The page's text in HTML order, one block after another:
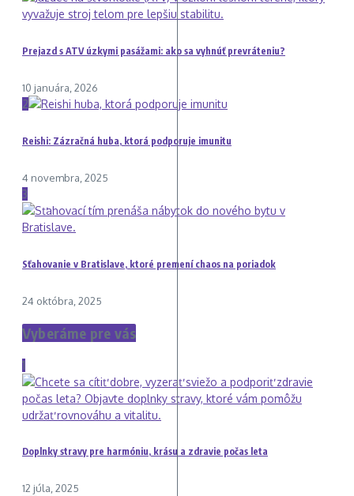
Prejazd s ATV úzkymi pasážami: ako sa vyhnúť prevráteniu?
10 januára, 2026
2
Reishi: Zázračná huba, ktorá podporuje imunitu
4 novembra, 2025
3
Sťahovanie v Bratislave, ktoré premení chaos na poriadok
24 októbra, 2025
Vyberáme pre vás
1
Doplnky stravy pre harmóniu, krásu a zdravie počas leta
12 júla, 2025